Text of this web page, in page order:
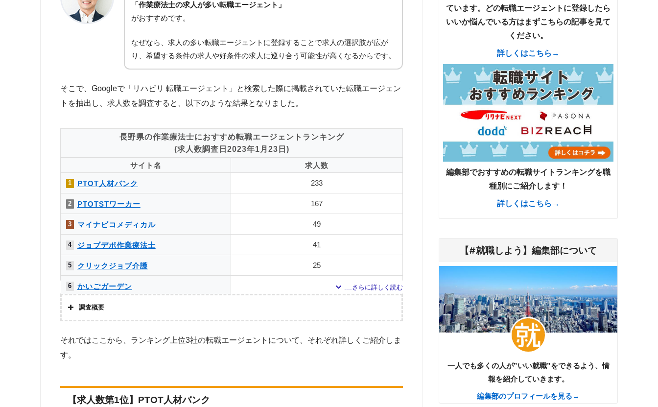
「作業療法士の求人が多い転職エージェント」
がおすすめです。
なぜなら、求人の多い転職エージェントに登録することで求人の選択肢が広が
り、希望する条件の求人や好条件の求人に巡り合う可能性が高くなるからです。
そこで、Googleで「リハビリ 転職エージェント」と検索した際に掲載されていた転職エージェン
トを抽出し、求人数を調査すると、以下のような結果となりました。
長野県の作業療法士におすすめ転職エージェントランキング
(求人数調査日2023年1月23日)
サイト名
求人数
1 PTOT人材バンク 233
2 PTOTSTワーカー 167
3 マイナビコメディカル 49
4 ジョブデポ作業療法士 41
5 クリックジョブ介護 25
6 かいごガーデン
7 ケアジョブ
11 お仕事委員会 Produced by エルユーエス 0
調査概要
株式会社アドバンスフロー
調査対象とした求人について
上記で調査対象とした転職エージェントがWEBサイトで公開している求人のうち、「条件：理学療法士」「地域：長野県」の条件に合致する
それではここから、ランキング上位3社の転職エージェントについて、それぞれ詳しくご紹介しま
す。
【求人数第1位】PTOT人材バンク
ています。どの転職エージェントに登録したら
いいか悩んでいる方はまずこちらの記事を見て
ください。
詳しくはこちら→
編集部でおすすめの転職サイトランキングを職
種別にご紹介します！
詳しくはこちら→
【#就職しよう】編集部について
一人でも多くの人が”いい就職”をできるよう、情
報を紹介していきます。
編集部のプロフィールを見る→